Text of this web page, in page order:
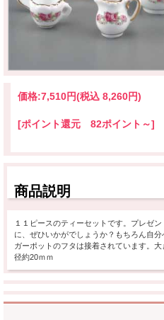
価格:7,510円(税込 8,260円)
[ポイント還元 82ポイント～]
商品説明
１１ピースのティーセットです。プレゼ
に、ぜひいかがでしょうか？もちろん自
ガーポットのフタは接着されています。
径約20ｍｍ